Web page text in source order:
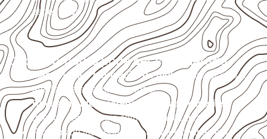
específicos.
Onde o produto pode ser considerado
Marcenaria e fabricação de móveis
destinados a
ambientes sujeitos à umidade.
Revestimentos, paredes, pisos e divisórias
quando compatíveis com a ficha técnica.
Projetos de transporte que utilizam chapas em